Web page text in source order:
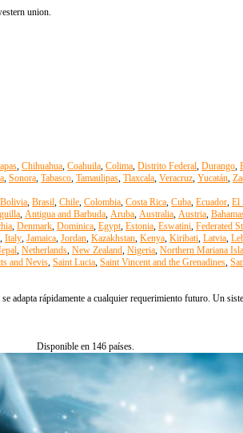
union.
, Chihuahua, Coahuila, Colima, Distrito Federal, Durango,
, Sonora, Tabasco, Tamaulipas, Tlaxcala, Veracruz, Yucatán,
Bolivia, Brasil, Chile, Colombia, Costa Rica, Cuba, Ecuador, El
, Antigua and Barbuda, Aruba, Australia, Austria,
, Denmark, Dominica, Egypt, Estonia, Eswatini, Federated
, Italy, Jamaica, Jordan, Kazakhstan, Kenya, Kiribati, Latvia,
, Netherlands, New Zealand, Nigeria, Northern Mariana
and Nevis, Saint Lucia, Saint Vincent and the Grenadines,
rápidamente a cualquier requerimiento futuro. Un
Disponible en 146 países.